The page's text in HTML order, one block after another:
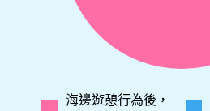
海邊遊憩行為後，